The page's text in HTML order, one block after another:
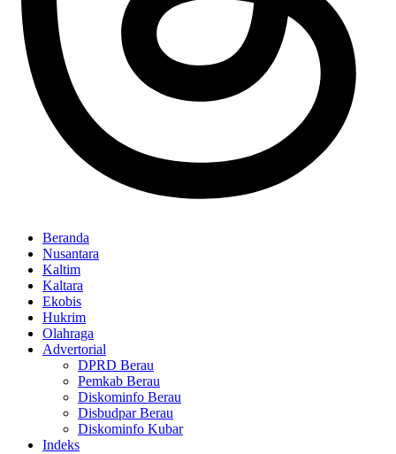
Beranda
Nusantara
Kaltim
Kaltara
Ekobis
Hukrim
Olahraga
Advertorial
DPRD Berau
Pemkab Berau
Diskominfo Berau
Disbudpar Berau
Diskominfo Kubar
Indeks